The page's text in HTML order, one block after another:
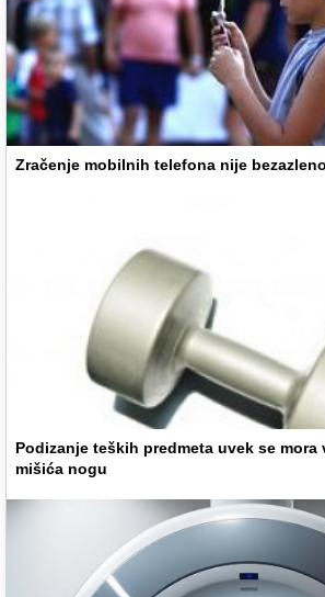
Zračenje mobilnih telefona nije bezazleno
Podizanje teških predmeta uvek se mora
mišića nogu